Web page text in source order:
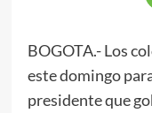
BOGOTA.- Los
este domingo
presidente que